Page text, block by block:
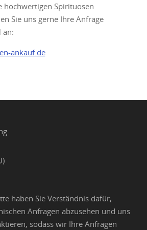
hochwertigen Spirituosen
Sie uns gerne Ihre Anfrage
an:
ankauf.de
haben Sie Verständnis dafür,
Anfragen abzusehen und uns
sodass wir Ihre Anfragen